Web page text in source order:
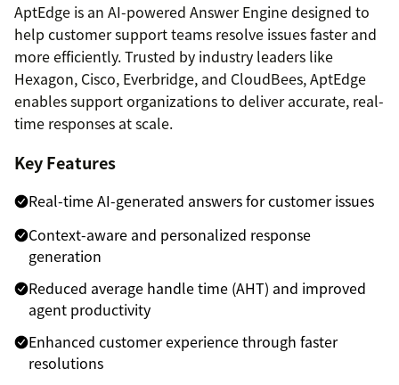
AptEdge is an AI-powered Answer Engine designed to
help customer support teams resolve issues faster and
more efficiently. Trusted by industry leaders like
Hexagon, Cisco, Everbridge, and CloudBees, AptEdge
enables support organizations to deliver accurate, real-
time responses at scale.
Key Features
Real-time AI-generated answers for customer issues
Context-aware and personalized response
generation
Reduced average handle time (AHT) and improved
agent productivity
Enhanced customer experience through faster
resolutions